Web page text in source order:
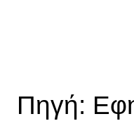
Πηγή: